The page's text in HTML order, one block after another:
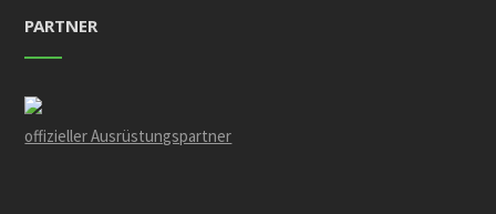
PARTNER
offizieller Ausrüstungspartner